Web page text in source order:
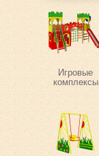
Игровые
комплексы